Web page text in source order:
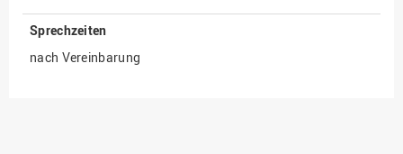
LearningCenter
Sprechzeiten
nach Vereinbarung